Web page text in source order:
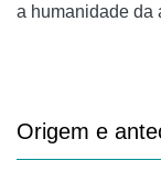
a humanidade da
Origem e